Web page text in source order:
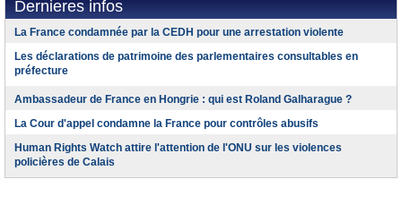
Dernieres infos
La France condamnée par la CEDH pour une arrestation violente
Les déclarations de patrimoine des parlementaires consultables en
préfecture
Ambassadeur de France en Hongrie : qui est Roland Galharague ?
La Cour d'appel condamne la France pour contrôles abusifs
Human Rights Watch attire l'attention de l'ONU sur les violences
policières de Calais